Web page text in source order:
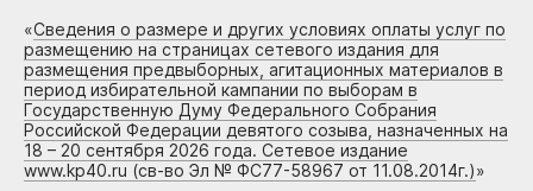
«Сведения о размере и других условиях оплаты услуг по
размещению на страницах сетевого издания для
размещения предвыборных, агитационных материалов в
период избирательной кампании по выборам в
Государственную Думу Федерального Собрания
Российской Федерации девятого созыва, назначенных на
18 – 20 сентября 2026 года. Сетевое издание
www.kp40.ru (св-во Эл № ФС77-58967 от 11.08.2014г.)»